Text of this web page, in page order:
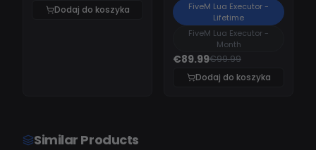
Dodaj do koszyka
FiveM Lua Executor -
Lifetime
FiveM Lua Executor -
Month
€89.99€99.99
Dodaj do koszyka
Similar Products